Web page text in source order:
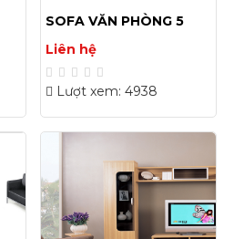
SOFA VĂN PHÒNG 5
Liên hệ
Lượt xem: 4938